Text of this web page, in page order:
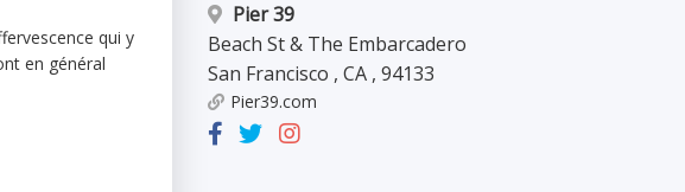
qui y
en général
Pier 39
Beach St & The Embarcadero
San Francisco , CA , 94133
Pier39.com